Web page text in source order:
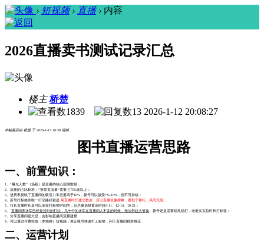
› 短视频 › 直播 › 内容
2026直播卖书测试记录汇总
楼主 桥楚
1839
13 2026-1-12 20:08:27
本帖最后由 桥楚 于 2026-1-13 16:58 编辑
图书直播运营思路
一、前置知识：
1、“曝光人数”（场观）是直播的核心观测数据；
2、流量的占比标准：“推荐页流量“需要占75%及以上；
3、进房率反映了直播间的吸引力常态要高于10%，新号可以接受7%-10%，但不可持续；
4、 新号打标签的唯一行动路径就是 用直播时长建立数据，所以直播就像摆摊，要勤于耕耘、风雨无阻 ；
5、拉长直播时长是可以缩短打标签时间的，但尽量选择黄金时段9-11、12-14、19-21 ；
6、
直播间养水军已经是过时的打法，几十个的水军在直播间人不多的时候，无法带起大节奏。新号还是需要稳扎稳打，老老实实拉时长打标签；
7、分享直播间是大忌，会影响直播间流量建模
8、可以通过付费投放（本地推）短视频，来让账号快速打上标签，利于直播间精准推流
二、运营计划